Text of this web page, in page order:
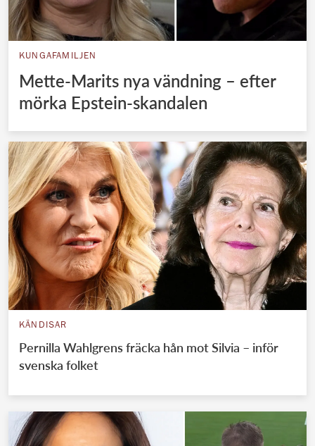
KUNGAFAMILJEN
Mette-Marits nya vändning – efter
mörka Epstein-skandalen
KÄNDISAR
Pernilla Wahlgrens fräcka hån mot Silvia – inför
svenska folket